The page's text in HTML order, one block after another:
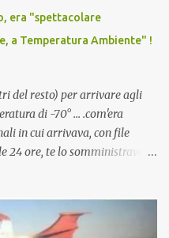
di sussistenza, il lavoro o la
che permettesse a un
genitori. Dopo tutti i vaccini
era "spettacolare
a Temperatura Ambiente" !
del resto) per arrivare agli
di -70° ... .com'era
in cui arrivava, con file
24 ore, te lo somministravano
"spettacolare Ghiacciato, ma
Ambiente"! Riproponiamo